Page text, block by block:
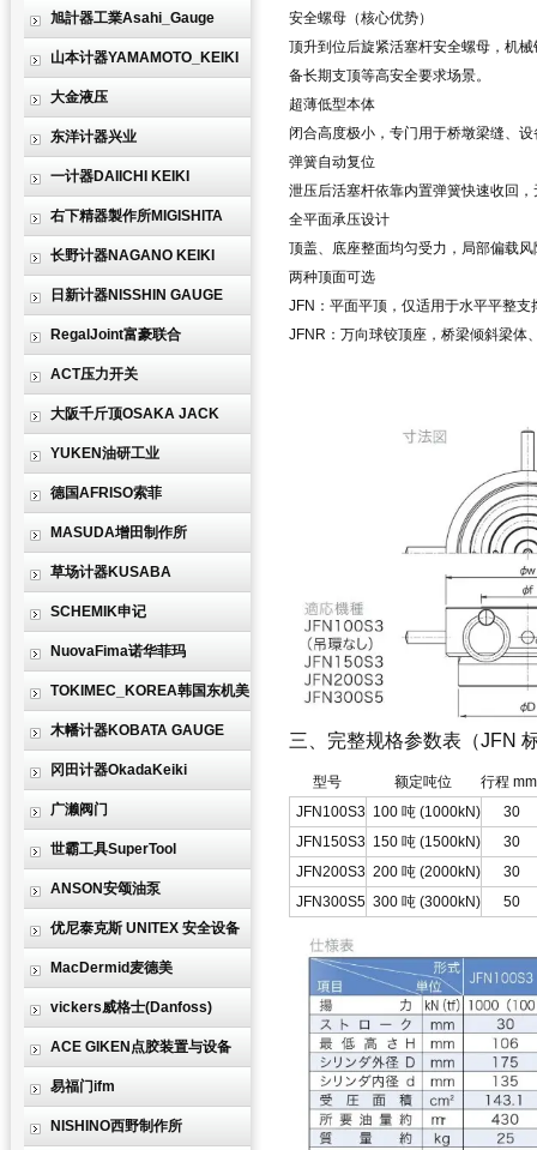
旭計器工業Asahi_Gauge
山本计器YAMAMOTO_KEIKI
大金液压
东洋计器兴业
一计器DAIICHI KEIKI
右下精器製作所MIGISHITA
长野计器NAGANO KEIKI
日新计器NISSHIN GAUGE
RegalJoint富豪联合
ACT压力开关
大阪千斤顶OSAKA JACK
YUKEN油研工业
德国AFRISO索菲
MASUDA增田制作所
草场计器KUSABA
SCHEMIK申记
NuovaFima诺华菲玛
TOKIMEC_KOREA韩国东机美
木幡计器KOBATA GAUGE
冈田计器OkadaKeiki
广濑阀门
世霸工具SuperTool
ANSON安颂油泵
优尼泰克斯 UNITEX 安全设备
MacDermid麦德美
vickers威格士(Danfoss)
ACE GIKEN点胶装置与设备
易福门ifm
NISHINO西野制作所
安全螺母（核心优势）
顶升到位后旋紧活塞杆安全螺母， 机械
备长期支顶等高安全要求场景。
超薄低型本体
闭合高度极小，专门用于桥墩梁缝、
弹簧自动复位
泄压后活塞杆依靠内置弹簧快速收回
全平面承压设计
顶盖、底座整面均匀受力，局部偏载
两种顶面可选
JFN：平面平顶，仅适用于水平平整支
JFNR：万向球铰顶座，桥梁倾斜梁体
三、完整规格参数表（JFN
型号 额定吨位
行程 mm
JFN100S3 100 吨 (1000kN)
30
JFN150S3 150 吨 (1500kN)
30
JFN200S3 200 吨 (2000kN)
30
JFN300S5 300 吨 (3000kN) 50